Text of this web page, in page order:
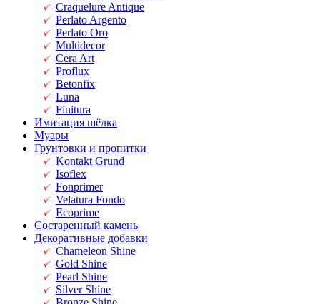
Craquelure Antique
Perlato Argento
Perlato Oro
Multidecor
Cera Art
Proflux
Betonfix
Luna
Finitura
Имитация шёлка
Муары
Грунтовки и пропитки
Kontakt Grund
Isoflex
Fonprimer
Velatura Fondo
Ecoprime
Состаренный камень
Декоративные добавки
Chameleon Shine
Gold Shine
Pearl Shine
Silver Shine